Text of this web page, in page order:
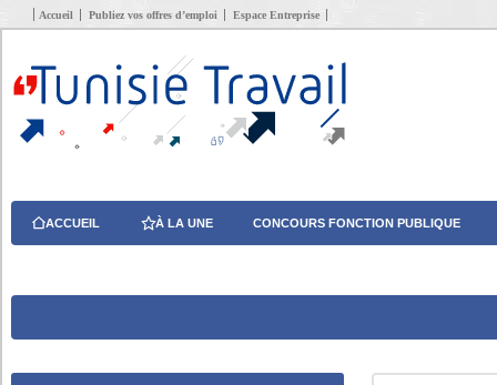
Accueil Publiez vos offres d’emploi Espace Entreprise
ACCUEIL À LA UNE CONCOURS FONCTION PUBLIQUE